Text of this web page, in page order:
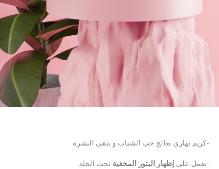
-كريم نهاري يعالج حب الشباب و ينقي البشرة.
-يعمل على إظهار البثور المخفية تحت الجلد.